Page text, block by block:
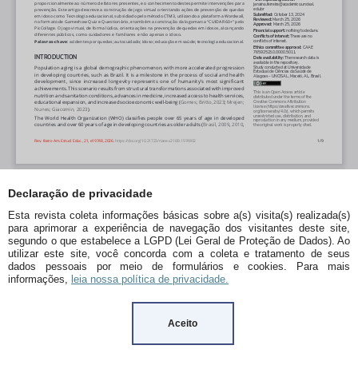
Declaração de privacidade
Esta revista coleta informações básicas sobre a(s) visita(s) realizada(s)
para aprimorar a experiência de navegação dos visitantes deste site,
segundo o que estabelece a LGPD (Lei Geral de Proteção de Dados). Ao
utilizar este site, você concorda com a coleta e tratamento de seus
dados pessoais por meio de formulários e cookies. Para mais
informações, leia nossa política de privacidade.
Aceito